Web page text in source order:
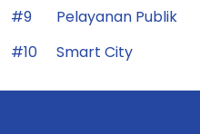
#9
Pelayanan Publik
#10
Smart City